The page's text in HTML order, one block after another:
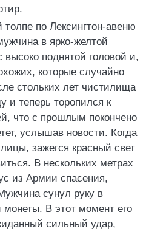
толпе по Лексингтон-авеню
в ярко-желтой
поднятой головой и,
которые случайно
стольких лет чистилища
и теперь торопился к
что с прошлым покончено
услышав новости. Когда
зажегся красный свет
В нескольких метрах
из Армии спасения,
сунул руку в
монеты. В этот момент его
сильный удар,